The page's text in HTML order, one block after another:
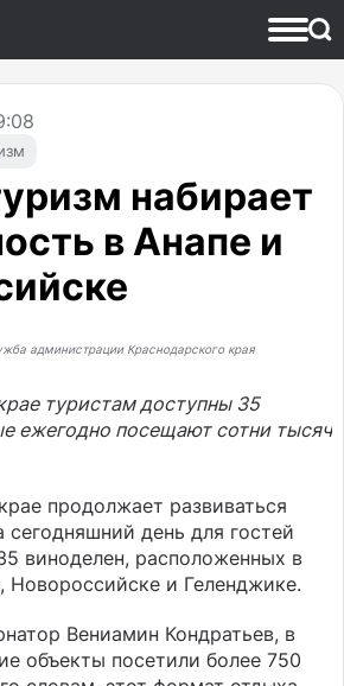
набирает
в Анапе и
администрации Краснодарского края
туристам доступны 35
ежегодно посещают сотни тысяч
продолжает развиваться
день для гостей
виноделен, расположенных в
Новороссийске и Геленджике.
Вениамин Кондратьев, в
объекты посетили более 750